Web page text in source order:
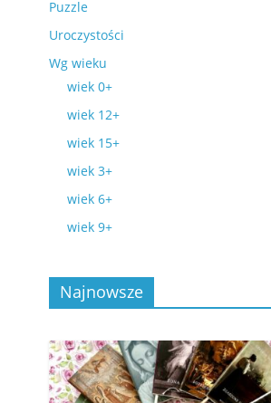
Puzzle
Uroczystości
Wg wieku
wiek 0+
wiek 12+
wiek 15+
wiek 3+
wiek 6+
wiek 9+
Najnowsze